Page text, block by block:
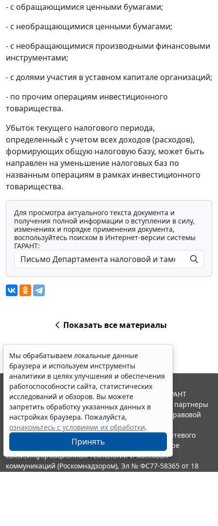
- с обращающимися ценными бумагами;
- с необращающимися ценными бумагами;
- с необращающимися производными финансовыми
инструментами;
- с долями участия в уставном капитале организаций;
- по прочим операциям инвестиционного
товарищества.
Убыток текущего налогового периода,
определенный с учетом всех доходов (расходов),
формирующих общую налоговую базу, может быть
направлен на уменьшение налоговых баз по
названным операциям в рамках инвестиционного
товарищества.
Для просмотра актуального текста документа и
получения полной информации о вступлении в силу,
изменениях и порядке применения документа,
воспользуйтесь поиском в Интернет-версии системы
ГАРАНТ:
Показать все материалы
Мы обрабатываем локальные данные
браузера и используем инструменты
аналитики в целях улучшения и обеспечения
работоспособности сайта, статистических
исследований и обзоров. Вы можете
запретить обработку указанных данных в
настройках браузера. Пожалуйста,
ознакомьтесь с условиями их обработки.
Принять
© ООО "НПП "ГАРАНТ-СЕРВИС", 2026. Система ГАРАНТ
выпускается с 1990 года. Компания "Гарант" и ее партнеры
являются участниками Российской ассоциации правовой
информации ГАРАНТ.
Портал ГАРАНТ.РУ зарегистрирован в качестве сетевого
издания Федеральной службой по надзору в сфере
связи,информационных технологий и массовых
коммуникаций (Роскомнадзором), Эл № ФС77-58365 от 18